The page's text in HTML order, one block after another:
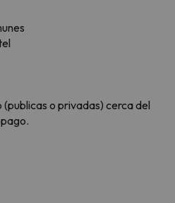
o privadas) cerca del